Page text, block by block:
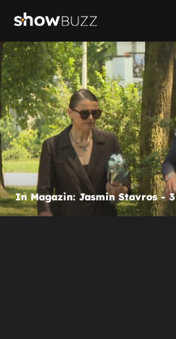
In Magazin: Jasmin Stavros - 3